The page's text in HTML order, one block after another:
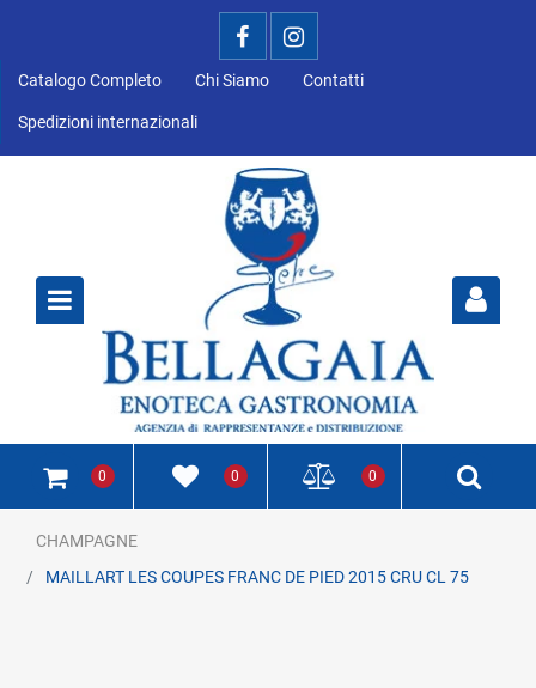
Catalogo Completo Chi Siamo Contatti
Spedizioni internazionali
0 0 0
CHAMPAGNE
MAILLART LES COUPES FRANC DE PIED 2015 CRU CL 75